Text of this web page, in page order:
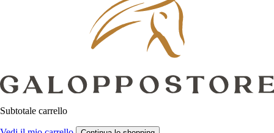
Subtotale carrello